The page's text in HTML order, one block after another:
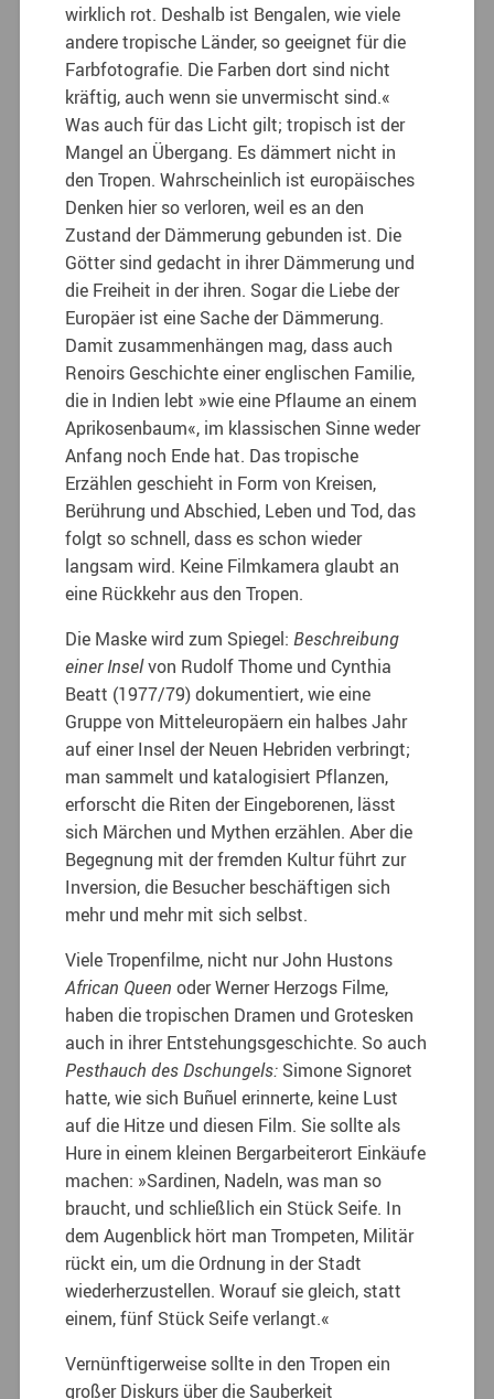
wirklich rot. Deshalb ist Bengalen, wie viele
andere tropische Länder, so geeignet für die
Farbfotografie. Die Farben dort sind nicht
kräftig, auch wenn sie unvermischt sind.«
Was auch für das Licht gilt; tropisch ist der
Mangel an Übergang. Es dämmert nicht in
den Tropen. Wahrscheinlich ist europäisches
Denken hier so verloren, weil es an den
Zustand der Dämmerung gebunden ist. Die
Götter sind gedacht in ihrer Dämmerung und
die Freiheit in der ihren. Sogar die Liebe der
Europäer ist eine Sache der Dämmerung.
Damit zusammenhängen mag, dass auch
Renoirs Geschichte einer englischen Familie,
die in Indien lebt »wie eine Pflaume an einem
Aprikosenbaum«, im klassischen Sinne weder
Anfang noch Ende hat. Das tropische
Erzählen geschieht in Form von Kreisen,
Berührung und Abschied, Leben und Tod, das
folgt so schnell, dass es schon wieder
langsam wird. Keine Filmkamera glaubt an
eine Rückkehr aus den Tropen.
Die Maske wird zum Spiegel:Beschreibung
einer Inselvon Rudolf Thome und Cynthia
Beatt (1977/79) dokumentiert, wie eine
Gruppe von Mitteleuropäern ein halbes Jahr
auf einer Insel der Neuen Hebriden verbringt;
man sammelt und katalogisiert Pflanzen,
erforscht die Riten der Eingeborenen, lässt
sich Märchen und Mythen erzählen. Aber die
Begegnung mit der fremden Kultur führt zur
Inversion, die Besucher beschäftigen sich
mehr und mehr mit sich selbst.
Viele Tropenfilme, nicht nur John Hustons
African Queen oder Werner Herzogs Filme,
haben die tropischen Dramen und Grotesken
auch in ihrer Entstehungsgeschichte. So auch
Pesthauch des Dschungels: Simone Signoret
hatte, wie sich Buñuel erinnerte, keine Lust
auf die Hitze und diesen Film. Sie sollte als
Hure in einem kleinen Bergarbeiterort Einkäufe
machen: »Sardinen, Nadeln, was man so
braucht, und schließlich ein Stück Seife. In
dem Augenblick hört man Trompeten, Militär
rückt ein, um die Ordnung in der Stadt
wiederherzustellen. Worauf sie gleich, statt
einem, fünf Stück Seife verlangt.«
Vernünftigerweise sollte in den Tropen ein
großer Diskurs über die Sauberkeit